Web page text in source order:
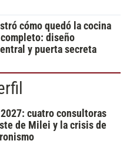
cómo quedó la cocina
diseño
y puerta secreta
cuatro consultoras
de Milei y la crisis de